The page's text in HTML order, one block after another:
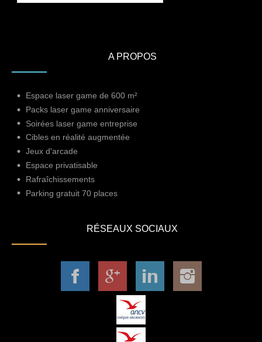
A PROPOS
Espace laser game de 600 m²
Packs laser game anniversaire
Soirées laser game entreprise
Cibles en réalité augmentée
Jeux d'arcade
Espace privatisable
Rafraîchissements
Parking gratuit 70 places
RÉSEAUX SOCIAUX